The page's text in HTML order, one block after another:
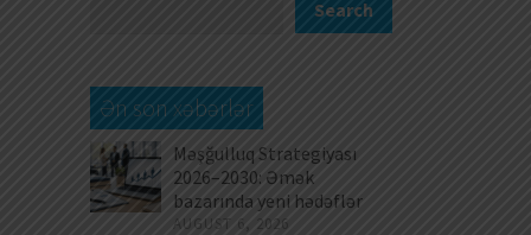
Search
Ən son xəbərlər
Məşğulluq Strategiyası
2026–2030: Əmək
bazarında yeni hədəflər
AUGUST 6, 2026